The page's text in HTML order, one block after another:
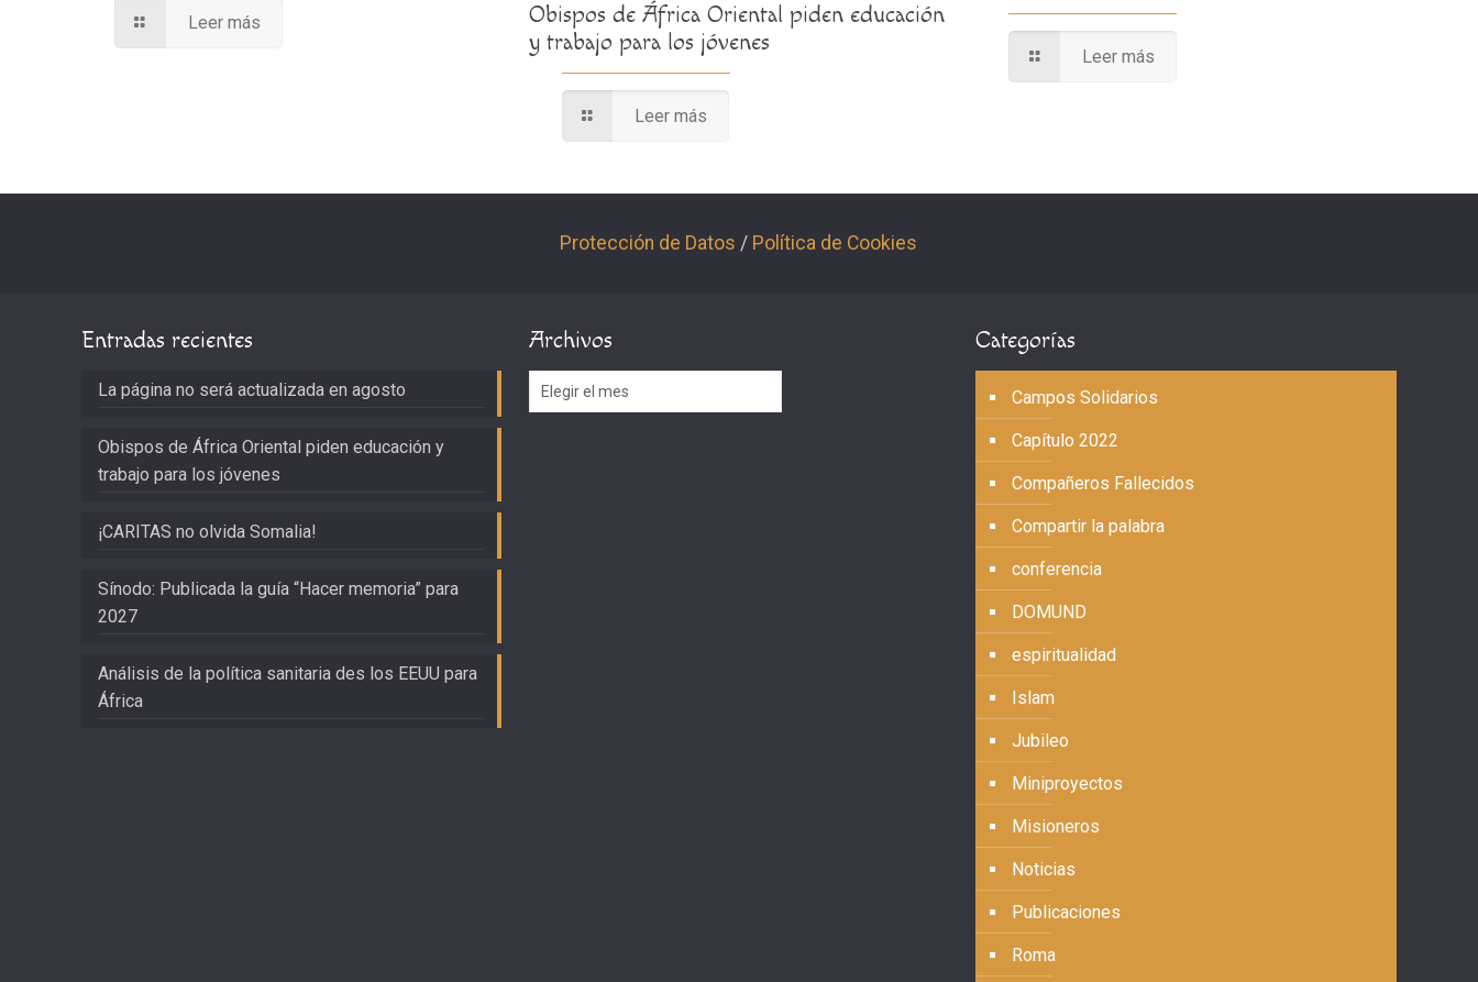
Leer más
Obispos de África Oriental piden educación
y trabajo para los jóvenes
Leer más
Leer más
Protección de Datos / Política de Cookies
Entradas recientes
La página no será actualizada en agosto
Obispos de África Oriental piden educación y
trabajo para los jóvenes
¡CARITAS no olvida Somalia!
Sínodo: Publicada la guía “Hacer memoria” para
2027
Análisis de la política sanitaria des los EEUU para
África
Archivos
Archivos
Categorías
Campos Solidarios
Capítulo 2022
Compañeros Fallecidos
Compartir la palabra
conferencia
DOMUND
espiritualidad
Islam
Jubileo
Miniproyectos
Misioneros
Noticias
Publicaciones
Roma